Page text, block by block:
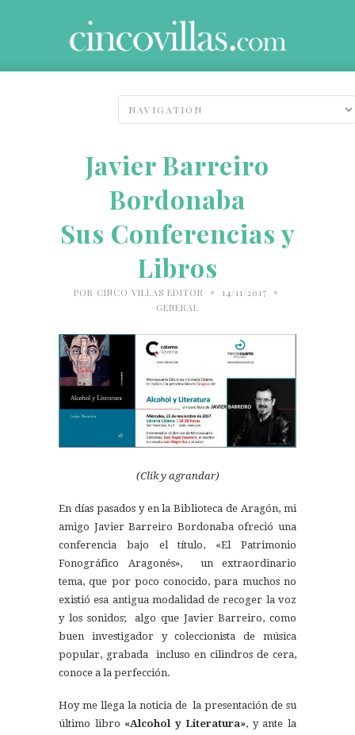
Javier Barreiro
Bordonaba
Sus Conferencias y
Libros
POR CINCO VILLAS EDITOR • 14/11/2017 •
GENERAL
(Clik y agrandar)
En días pasados y en la Biblioteca de Aragón, mi
amigo Javier Barreiro Bordonaba ofreció una
conferencia bajo el título, «El Patrimonio
Fonográfico Aragonés», un extraordinario
tema, que por poco conocido, para muchos no
existió esa antigua modalidad de recoger la voz
y los sonidos; algo que Javier Barreiro, como
buen investigador y coleccionista de música
popular, grabada incluso en cilindros de cera,
conoce a la perfección.
Hoy me llega la noticia de la presentación de su
último libro «Alcohol y Literatura», y ante la